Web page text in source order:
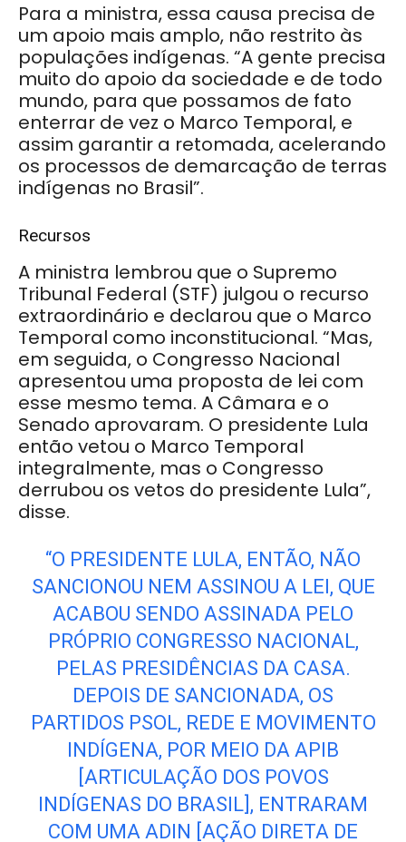
Para a ministra, essa causa precisa de
um apoio mais amplo, não restrito às
populações indígenas. “A gente precisa
muito do apoio da sociedade e de todo
mundo, para que possamos de fato
enterrar de vez o Marco Temporal, e
assim garantir a retomada, acelerando
os processos de demarcação de terras
indígenas no Brasil”.
Recursos
A ministra lembrou que o Supremo
Tribunal Federal (STF) julgou o recurso
extraordinário e declarou que o Marco
Temporal como inconstitucional. “Mas,
em seguida, o Congresso Nacional
apresentou uma proposta de lei com
esse mesmo tema. A Câmara e o
Senado aprovaram. O presidente Lula
então vetou o Marco Temporal
integralmente, mas o Congresso
derrubou os vetos do presidente Lula”,
disse.
“O PRESIDENTE LULA, ENTÃO, NÃO
SANCIONOU NEM ASSINOU A LEI, QUE
ACABOU SENDO ASSINADA PELO
PRÓPRIO CONGRESSO NACIONAL,
PELAS PRESIDÊNCIAS DA CASA.
DEPOIS DE SANCIONADA, OS
PARTIDOS PSOL, REDE E MOVIMENTO
INDÍGENA, POR MEIO DA APIB
[ARTICULAÇÃO DOS POVOS
INDÍGENAS DO BRASIL], ENTRARAM
COM UMA ADIN [AÇÃO DIRETA DE